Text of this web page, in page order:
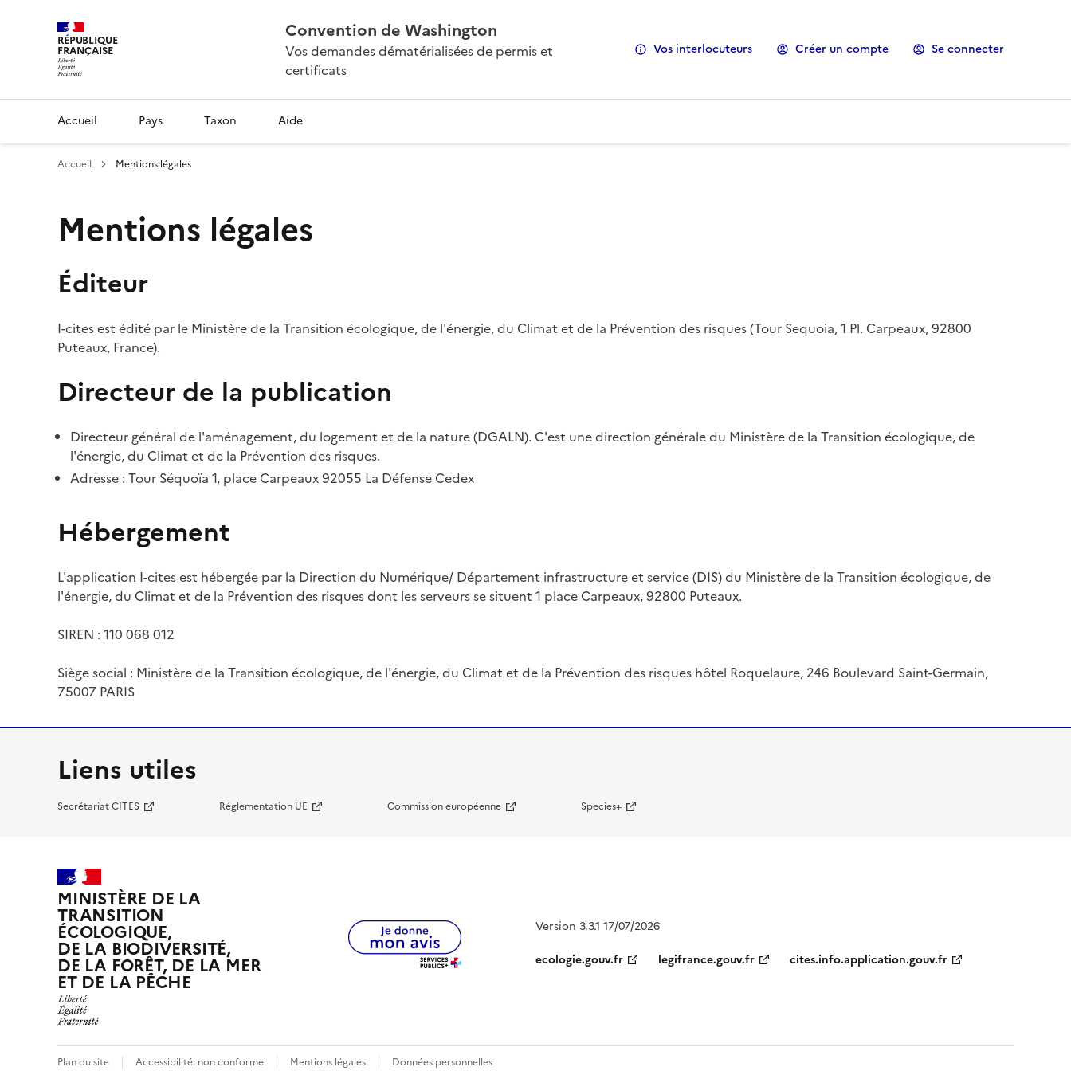
RÉPUBLIQUE
FRANÇAISE
Convention de Washington
Vos demandes dématérialisées de permis et
certificats
Vos interlocuteurs Créer un compte Se connecter
Accueil Pays Taxon Aide
Accueil Mentions légales
Mentions légales
Éditeur
I-cites est édité par le Ministère de la Transition écologique, de l'énergie, du Climat et de la Prévention des risques (Tour Sequoia, 1 Pl. Carpeaux, 92800
Puteaux, France).
Directeur de la publication
Directeur général de l'aménagement, du logement et de la nature (DGALN). C'est une direction générale du Ministère de la Transition écologique, de
l'énergie, du Climat et de la Prévention des risques.
Adresse : Tour Séquoïa 1, place Carpeaux 92055 La Défense Cedex
Hébergement
L'application I-cites est hébergée par la Direction du Numérique/ Département infrastructure et service (DIS) du Ministère de la Transition écologique, de
l'énergie, du Climat et de la Prévention des risques dont les serveurs se situent 1 place Carpeaux, 92800 Puteaux.
SIREN : 110 068 012
Siège social : Ministère de la Transition écologique, de l'énergie, du Climat et de la Prévention des risques hôtel Roquelaure, 246 Boulevard Saint-Germain,
75007 PARIS
Liens utiles
Secrétariat CITES Réglementation UE Commission européenne Species+
MINISTÈRE DE LA
TRANSITION
ÉCOLOGIQUE,
DE LA BIODIVERSITÉ,
DE LA FORÊT, DE LA MER
ET DE LA PÊCHE
Version 3.3.1 17/07/2026
ecologie.gouv.fr
legifrance.gouv.fr cites.info.application.gouv.fr
Plan du site Accessibilité: non conforme Mentions légales Données personnelles